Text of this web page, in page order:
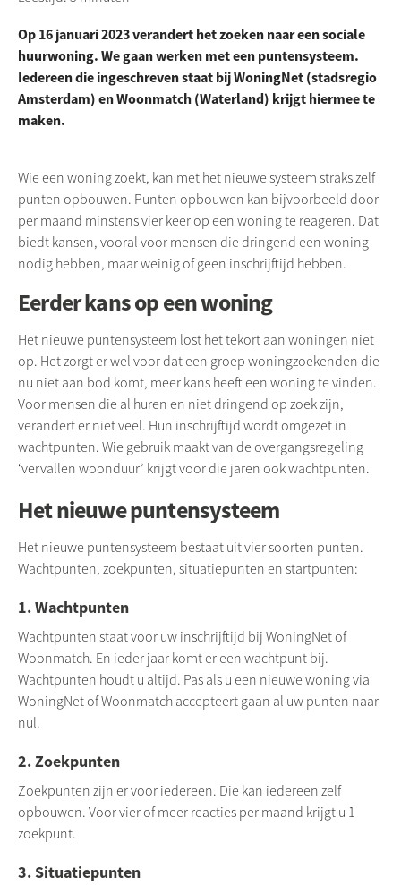
Op 16 januari 2023 verandert het zoeken naar een sociale
huurwoning. We gaan werken met een puntensysteem.
Iedereen die ingeschreven staat bij WoningNet (stadsregio
Amsterdam) en Woonmatch (Waterland) krijgt hiermee te
maken.
Wie een woning zoekt, kan met het nieuwe systeem straks zelf
punten opbouwen. Punten opbouwen kan bijvoorbeeld door
per maand minstens vier keer op een woning te reageren. Dat
biedt kansen, vooral voor mensen die dringend een woning
nodig hebben, maar weinig of geen inschrijftijd hebben.
Eerder kans op een woning
Het nieuwe puntensysteem lost het tekort aan woningen niet
op. Het zorgt er wel voor dat een groep woningzoekenden die
nu niet aan bod komt, meer kans heeft een woning te vinden.
Voor mensen die al huren en niet dringend op zoek zijn,
verandert er niet veel. Hun inschrijftijd wordt omgezet in
wachtpunten. Wie gebruik maakt van de overgangsregeling
‘vervallen woonduur’ krijgt voor die jaren ook wachtpunten.
Het nieuwe puntensysteem
Het nieuwe puntensysteem bestaat uit vier soorten punten.
Wachtpunten, zoekpunten, situatiepunten en startpunten:
1. Wachtpunten
Wachtpunten staat voor uw inschrijftijd bij WoningNet of
Woonmatch. En ieder jaar komt er een wachtpunt bij.
Wachtpunten houdt u altijd. Pas als u een nieuwe woning via
WoningNet of Woonmatch accepteert gaan al uw punten naar
nul.
2. Zoekpunten
Zoekpunten zijn er voor iedereen. Die kan iedereen zelf
opbouwen. Voor vier of meer reacties per maand krijgt u 1
zoekpunt.
3. Situatiepunten